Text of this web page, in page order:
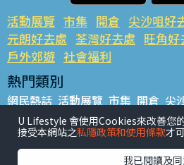
活動展覽 市集 開倉 尖沙咀好
元朗好去處 荃灣好去處 旺角好
戶外郊遊 社會福利
熱門類別
網民熱話 活動展覽 市集 開倉 尖
銅鑼灣好去處 元朗好去處 荃灣好
餐廳情報 戶外郊遊
熱門標籤
U Lifestyle 會使用Cookies來改善您
接受本網站之私隱政策和使用條款才
我已閱讀及